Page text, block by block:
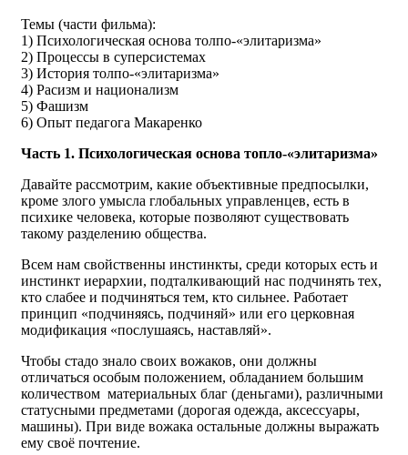
Темы (части фильма):
1) Психологическая основа толпо-«элитаризма»
2) Процессы в суперсистемах
3) История толпо-«элитаризма»
4) Расизм и национализм
5) Фашизм
6) Опыт педагога Макаренко
Часть 1. Психологическая основа топло-«элитаризма»
Давайте рассмотрим, какие объективные предпосылки,
кроме злого умысла глобальных управленцев, есть в
психике человека, которые позволяют существовать
такому разделению общества.
Всем нам свойственны инстинкты, среди которых есть и
инстинкт иерархии, подталкивающий нас подчинять тех,
кто слабее и подчиняться тем, кто сильнее. Работает
принцип «подчиняясь, подчиняй» или его церковная
модификация «послушаясь, наставляй».
Чтобы стадо знало своих вожаков, они должны
отличаться особым положением, обладанием большим
количеством материальных благ (деньгами), различными
статусными предметами (дорогая одежда, аксессуары,
машины). При виде вожака остальные должны выражать
ему своё почтение.